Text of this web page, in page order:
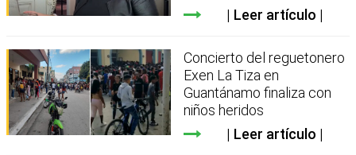
Leer artículo
Concierto del reguetonero
Exen La Tiza en
Guantánamo finaliza con
niños heridos
Leer artículo